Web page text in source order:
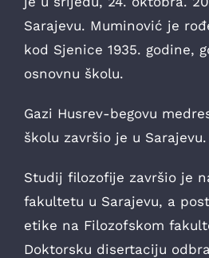
Sarajevu. Muminović je
kod Sjenice 1935. godine,
osnovnu školu.
Gazi Husrev-begovu
školu završio je u Sarajevu.
Studij filozofije završio je
fakultetu u Sarajevu, a
etike na Filozofskom
Doktorsku disertaciju